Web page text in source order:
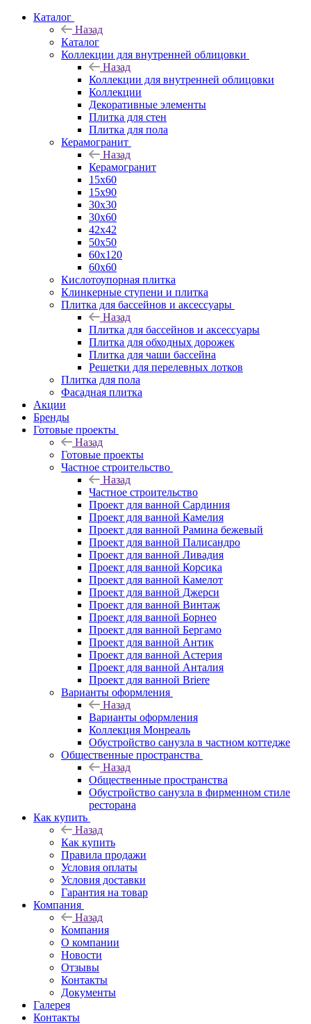
Каталог
Назад
Каталог
Коллекции для внутренней облицовки
Назад
Коллекции для внутренней облицовки
Коллекции
Декоративные элементы
Плитка для стен
Плитка для пола
Керамогранит
Назад
Керамогранит
15х60
15x90
30х30
30х60
42х42
50х50
60х120
60х60
Кислотоупорная плитка
Клинкерные ступени и плитка
Плитка для бассейнов и аксессуары
Назад
Плитка для бассейнов и аксессуары
Плитка для обходных дорожек
Плитка для чаши бассейна
Решетки для перелевных лотков
Плитка для пола
Фасадная плитка
Акции
Бренды
Готовые проекты
Назад
Готовые проекты
Частное строительство
Назад
Частное строительство
Проект для ванной Сардиния
Проект для ванной Камелия
Проект для ванной Рамина бежевый
Проект для ванной Палисандро
Проект для ванной Ливадия
Проект для ванной Корсика
Проект для ванной Камелот
Проект для ванной Джерси
Проект для ванной Винтаж
Проект для ванной Борнео
Проект для ванной Бергамо
Проект для ванной Антик
Проект для ванной Астерия
Проект для ванной Анталия
Проект для ванной Briere
Варианты оформления
Назад
Варианты оформления
Коллекция Монреаль
Обустройство санузла в частном коттедже
Общественные пространства
Назад
Общественные пространства
Обустройство санузла в фирменном стиле
ресторана
Как купить
Назад
Как купить
Правила продажи
Условия оплаты
Условия доставки
Гарантия на товар
Компания
Назад
Компания
О компании
Новости
Отзывы
Контакты
Документы
Галерея
Контакты